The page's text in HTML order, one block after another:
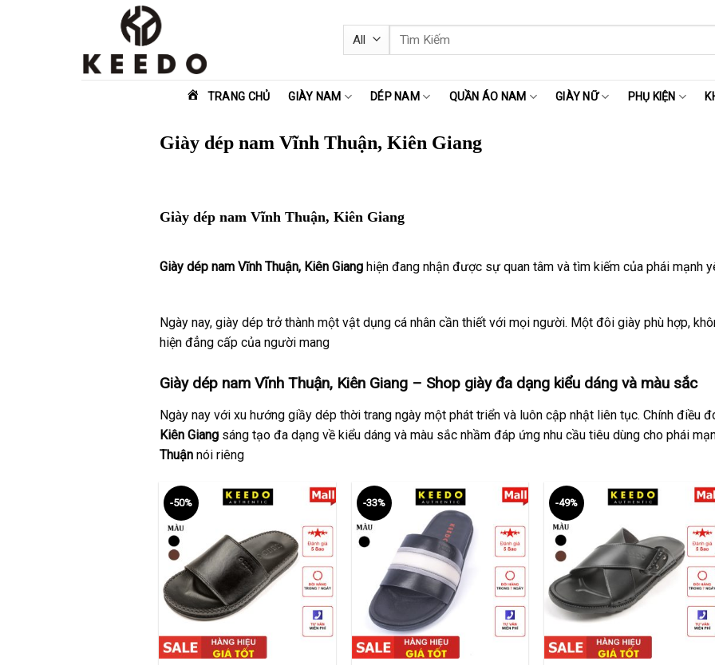
Tìm
kiếm:
TRANG CHỦ GIÀY NAM DÉP NAM QUẦN ÁO NAM GIÀY NỮ PHỤ KIỆN
Giày dép nam Vĩnh Thuận, Kiên Giang
Giày dép nam Vĩnh Thuận, Kiên Giang
Giày dép nam Vĩnh Thuận, Kiên Giang hiện đang nhận được sự quan tâm và tìm kiếm của phái mạnh
Ngày nay, giày dép trở thành một vật dụng cá nhân cần thiết với mọi người. Một đôi giày phù hợp,
hiện đẳng cấp của người mang
Giày dép nam Vĩnh Thuận, Kiên Giang – Shop giày đa dạng kiểu dáng và màu sắc
Ngày nay với xu hướng giầy dép thời trang ngày một phát triển và luôn cập nhật liên tục. Chính điều
Kiên Giang sáng tạo đa dạng về kiểu dáng và màu sắc nhầm đáp ứng nhu cầu tiêu dùng cho phái
Thuận nói riêng
-50%
+
-33%
+
-49%
+